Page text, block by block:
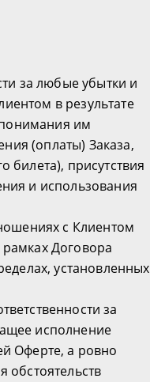
за любые убытки и
в результате
им
(оплаты) Заказа,
билета), присутствия
и использования
с Клиентом
рамках Договора
установленных
за
исполнение
Оферте, а ровно
обстоятельств